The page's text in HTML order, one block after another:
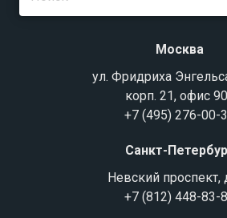
Москва
ул. Фридриха
корп. 21, офис
+7 (495) 276-00-
Санкт-
Невский проспект,
+7 (812) 448-83-